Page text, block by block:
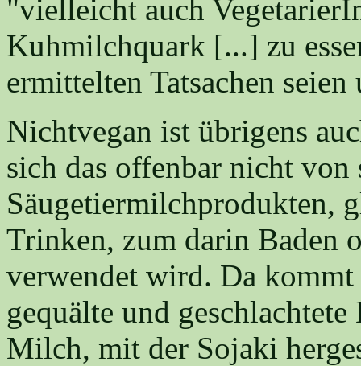
"vielleicht auch
Kuhmilchquark [...] zu
ermittelten Tatsachen
Nichtvegan ist übrigens
sich das offenbar nicht
Säugetiermilchprodukten,
Trinken, zum darin Baden
verwendet wird. Da
gequälte und
Milch, mit der Sojaki